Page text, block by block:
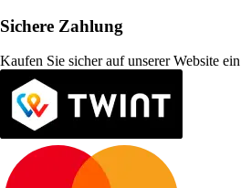
Sichere Zahlung
Kaufen Sie sicher auf unserer Website ein